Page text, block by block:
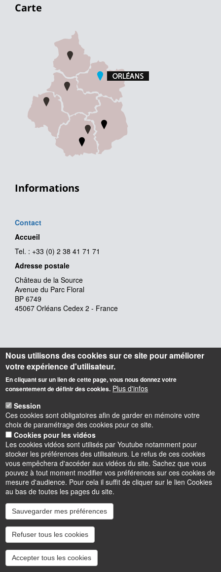
Carte
Informations
Contact
Accueil
Tel. : +33 (0) 2 38 41 71 71
Adresse postale
Château de la Source
Avenue du Parc Floral
BP 6749
45067 Orléans Cedex 2 - France
InstagramLinkedInYoutube
Accessibilité : partiellement conforme
Cookies
Intranet
Nous utilisons des cookies sur ce site pour améliorer
votre expérience d'utilisateur.
En cliquant sur un lien de cette page, vous nous donnez votre
consentement de définir des cookies. Plus d'infos
Session
Ces cookies sont obligatoires afin de garder en mémoire votre
choix de paramétrage des cookies pour ce site.
Cookies pour les vidéos
Les cookies vidéos sont utilisés par Youtube notamment pour
stocker les préférences des utilisateurs. Le refus de ces cookies
vous empêchera d'accéder aux vidéos du site. Sachez que vous
pouvez à tout moment modifier vos préférences sur ces cookies de
mesure d'audience. Pour cela il suffit de cliquer sur le lien Cookies
au bas de toutes les pages du site.
Sauvegarder mes préférences
Refuser tous les cookies
Accepter tous les cookies